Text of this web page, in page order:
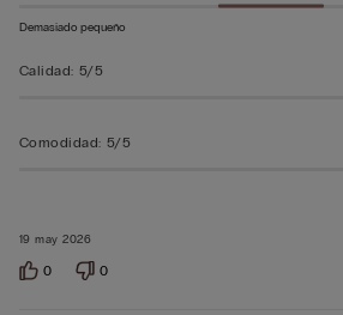
19 may 2026
Demasiado pequeño
Calidad: 5/5
Comodidad: 5/5
0 0